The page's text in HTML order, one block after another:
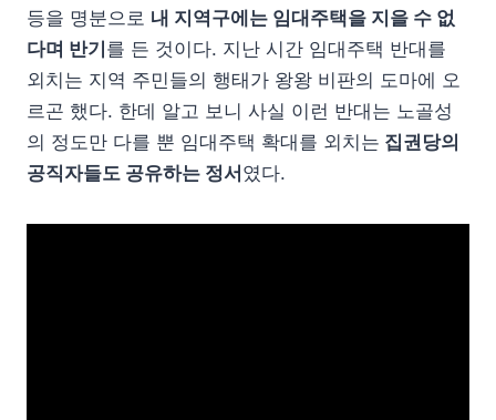
등을 명분으로 내 지역구에는 임대주택을 지을 수 없
다며 반기 를 든 것이다. 지난 시간 임대주택 반대를
외치는 지역 주민들의 행태가 왕왕 비판의 도마에 오
르곤 했다. 한데 알고 보니 사실 이런 반대는 노골성
의 정도만 다를 뿐 임대주택 확대를 외치는 집권당의
공직자들도 공유하는 정서 였다.